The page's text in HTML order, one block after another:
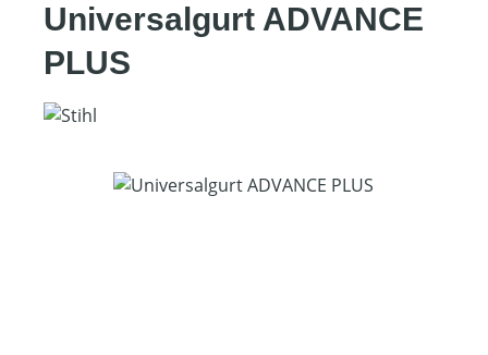
Universalgurt ADVANCE
PLUS
Bildergalerie überspringen